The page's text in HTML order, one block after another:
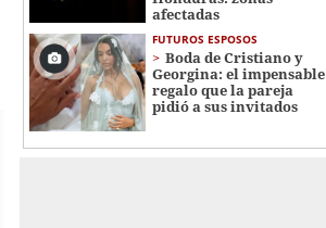
afectadas
FUTUROS ESPOSOS
Boda de Cristiano y
Georgina: el impensable
regalo que la pareja
pidió a sus invitados